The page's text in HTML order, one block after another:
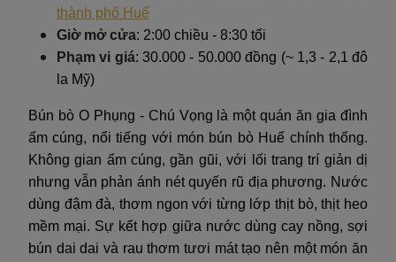
thành phố Huế
Giờ mở cửa: 2:00 chiều - 8:30 tối
Phạm vi giá: 30.000 - 50.000 đồng (~ 1,3 - 2,1 đô
la Mỹ)
Bún bò O Phụng - Chú Vọng là một quán ăn gia đình
ấm cúng, nổi tiếng với món bún bò Huế chính thống.
Không gian ấm cúng, gần gũi, với lối trang trí giản dị
nhưng vẫn phản ánh nét quyến rũ địa phương. Nước
dùng đậm đà, thơm ngon với từng lớp thịt bò, thịt heo
mềm mại. Sự kết hợp giữa nước dùng cay nồng, sợi
bún dai dai và rau thơm tươi mát tạo nên một món ăn